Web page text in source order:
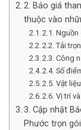
2. Báo giá
thuộc vào
2.1.
2.2. Tải
2.3. Công
2.4. Số
2.5. Vật
2.6. Vị trí
3. Cập nhật
Phước trọn